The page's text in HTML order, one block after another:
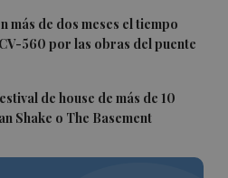
más de dos meses el tiempo
560 por las obras del puente
de house de más de 10
Shake o The Basement